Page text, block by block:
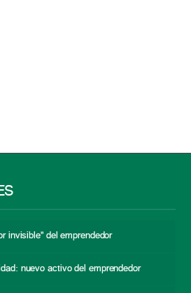
invisible” del emprendedor
nuevo activo del emprendedor